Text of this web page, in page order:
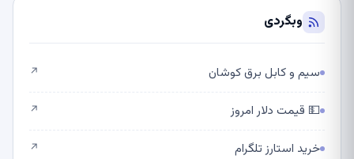
وبگردی
سیم و کابل برق کوشان ↗
💵 قیمت دلار امروز ↗
خرید استارز تلگرام ↗